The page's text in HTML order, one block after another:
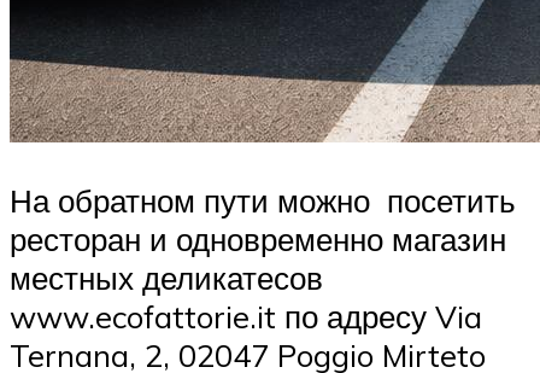
На обратном пути можно посетить
ресторан и одновременно магазин
местных деликатесов
www.ecofattorie.it по адресу Via
Ternana, 2, 02047 Poggio Mirteto